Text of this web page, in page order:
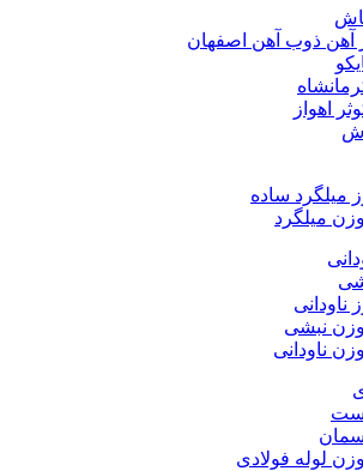
آهن ذوب آهن اصفهان
اهواز
میلگرد ساده
میلگرد
ناودانی
نبشی
ناودانی
لوله فولادی